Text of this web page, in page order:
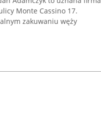
Monte Cassino 17.
zakuwaniu węży